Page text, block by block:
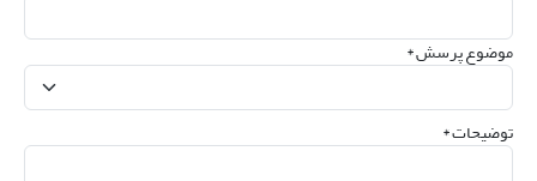
موضوع پرسش *
توضیحات *